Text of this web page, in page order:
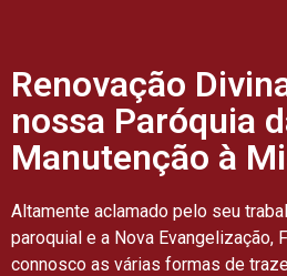
Renovação
nossa Paróquia
Manutenção à
Altamente aclamado pelo seu
paroquial e a Nova Evangelização,
connosco as várias formas de